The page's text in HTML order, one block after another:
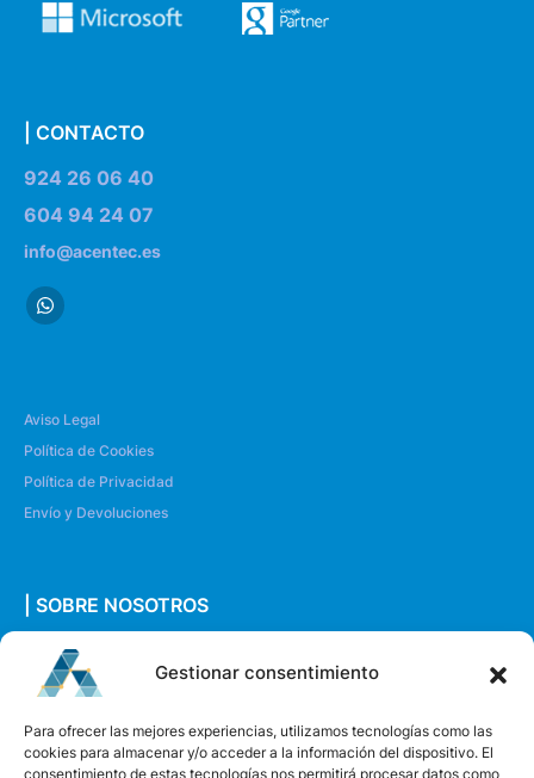
Gestionar consentimiento
Para ofrecer las mejores experiencias, utilizamos tecnologías como las
cookies para almacenar y/o acceder a la información del dispositivo. El
consentimiento de estas tecnologías nos permitirá procesar datos como
| CONTACTO
924 26 06 40
604 94 24 07
info@acentec.es
Aviso Legal
Política de Cookies
Política de Privacidad
Envío y Devoluciones
| SOBRE NOSOTROS
Quiénes somos
Envíanos un mensaje